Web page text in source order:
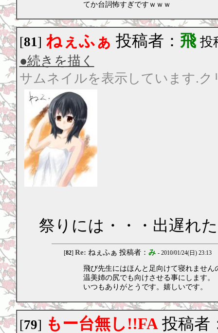
てか台詞怖すぎですｗｗｗ
[81] ねぇふぁ 投稿者： 飛 投
●続きを描く
サムネイルを表示しています.
祭りには・・・出遅れ
[82] Re: ねぇふぁ 投稿者： み - 2010/01/24(日) 23:13
飛び先生にはほんと足向けて寝れません
温美姉の尻でも向けさせる事にします。
いつもありがとうです。嬉しいです。
[79] もー台無し!!FA投稿者